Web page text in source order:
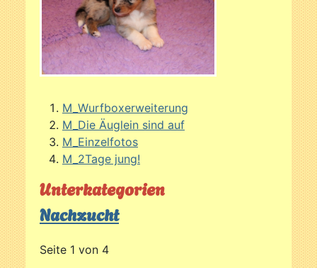
M_Wurfboxerweiterung
M_Die Äuglein sind auf
M_Einzelfotos
M_2Tage jung!
Unterkategorien
Nachzucht
Seite 1 von 4